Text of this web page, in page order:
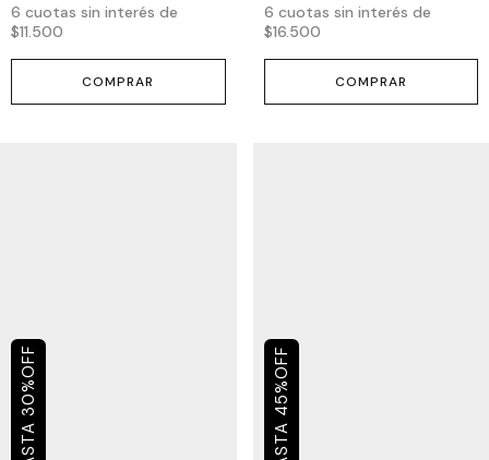
6 cuotas sin interés de
$11.500
COMPRAR
6 cuotas sin interés de
$16.500
COMPRAR
30
%
OFF
45
%
OFF